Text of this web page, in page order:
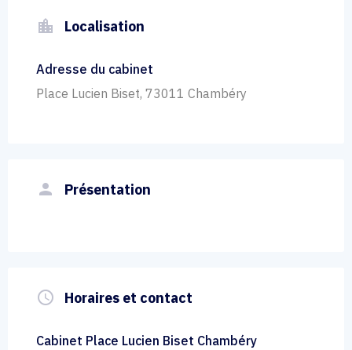
location_city Localisation
Adresse du cabinet
Place Lucien Biset, 73011 Chambéry
person Présentation
query_builder Horaires et contact
Cabinet Place Lucien Biset Chambéry